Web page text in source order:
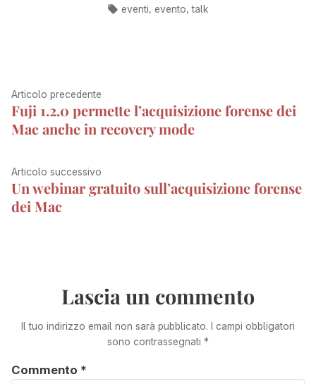
t
d
o
d
r
in:
Tag:
eventi evento ,talk
Navigazione
articoli
Articolo precedente
precedente:
Fuji 1.2.0 permette l’acquisizione forense dei
Mac anche in recovery mode
Articolo successivo
successivo:
Un webinar gratuito sull’acquisizione forense
dei Mac
Lascia un commento
Il tuo indirizzo email non sarà pubblicato.
I campi obbligatori
sono contrassegnati *
Commento *